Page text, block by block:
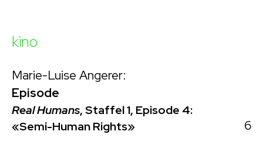
kino
Marie-Luise Angerer:
Episode
Real Humans, Staffel 1, Episode 4:
«Semi-Human Rights»
6